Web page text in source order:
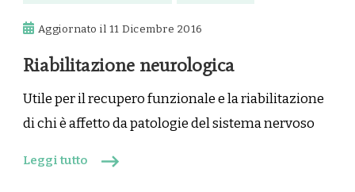
Aggiornato il 11 Dicembre 2016
Riabilitazione neurologica
Utile per il recupero funzionale e la riabilitazione
di chi è affetto da patologie del sistema nervoso
Leggi tutto